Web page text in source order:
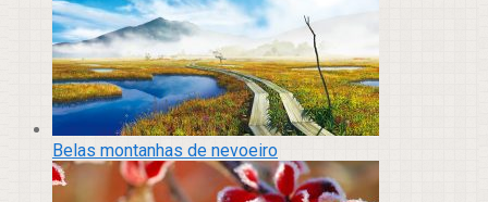
Belas montanhas de nevoeiro